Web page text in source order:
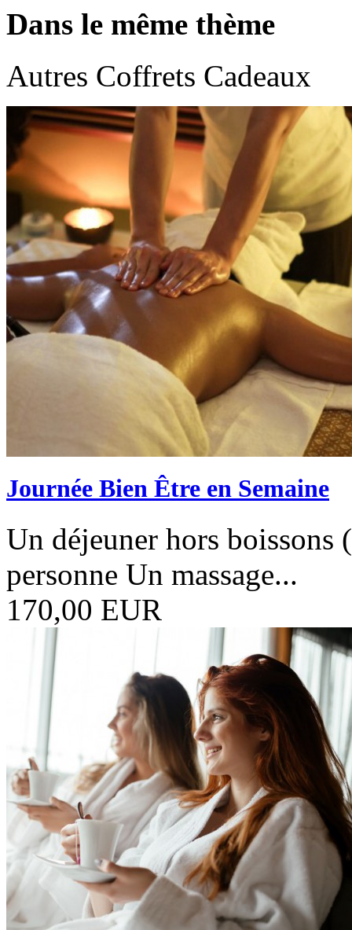
Dans le même thème
Autres Coffrets Cadeaux
Journée Bien Être en Semaine
Un déjeuner hors boissons
personne Un massage...
170,00 EUR